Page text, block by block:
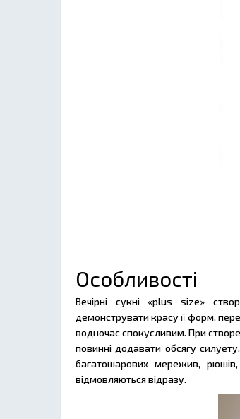
Особливості
Вечірні сукні «plus size»
демонструвати красу її форм,
водночас спокусливим. При
повинні додавати обсягу
багатошарових мережив,
відмовляються відразу.